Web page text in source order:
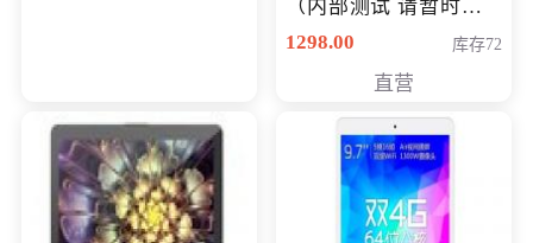
（内部测试 请暂时不要
购买）
1298.00 库存72
直营